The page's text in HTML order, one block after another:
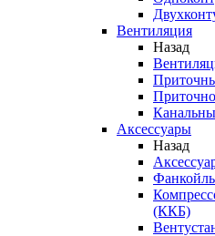
Вентиляция
Назад
Аксессуары
Назад
(ККБ)